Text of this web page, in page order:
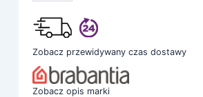
Zobacz przewidywany czas dostawy
Zobacz opis marki